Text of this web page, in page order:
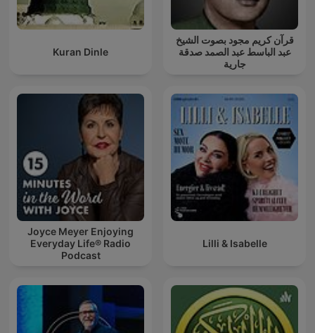
Kuran Dinle
قرآن كريم مجود بصوت الشيخ
عبد الباسط عبد الصمد صدقة
جارية
Joyce Meyer Enjoying
Everyday Life® Radio
Podcast
Lilli & Isabelle